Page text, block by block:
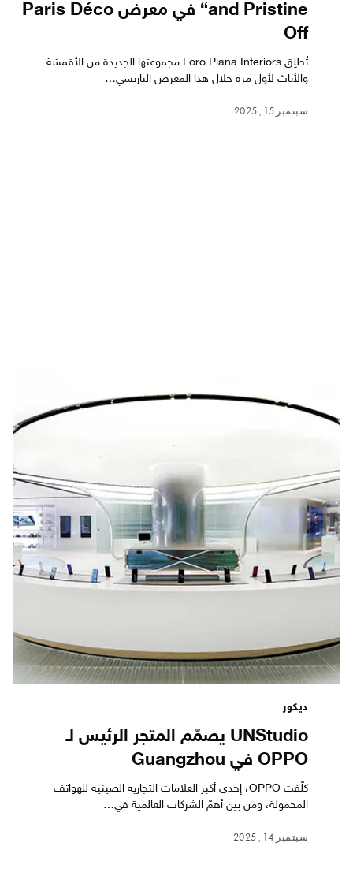
and Pristine“ في معرض Paris Déco
Off
تُطلِق Loro Piana Interiors مجموعتها الجديدة من الأقمشة
والأثاث لأول مرة خلال هذا المعرض الباريسي…
سبتمبر 15, 2025
ديكور
UNStudio يصمّم المتجر الرئيس لـ
OPPO في Guangzhou
كلّفت OPPO، إحدى أكبر العلامات التجارية الصينية للهواتف
المحمولة، ومن بين أهمّ الشركات العالمية في…
سبتمبر 14, 2025